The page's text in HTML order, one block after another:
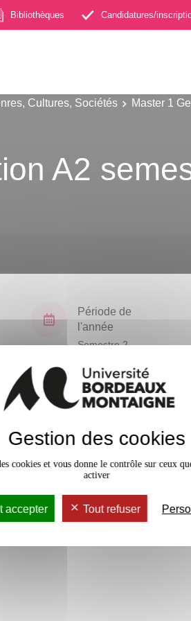
Bibliothèques Candidatures/
Cultures, Sociétés Master 1
A2
Période de
l'année
Semestre 2
Gestion des cookies
cookies et vous donne le contrôle sur ceux
activer
accepter Tout refuser